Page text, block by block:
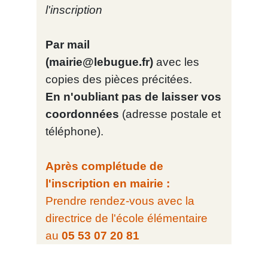
l'inscription
Par mail
(mairie@lebugue.fr)avec les
copies des pièces précitées.
En n'oubliant pas de laisser vos
coordonnées (adresse postale et
téléphone).
Après complétude de
l'inscription en mairie :
Prendre rendez-vous avec la
directrice de l'école élémentaire
au05 53 07 20 81